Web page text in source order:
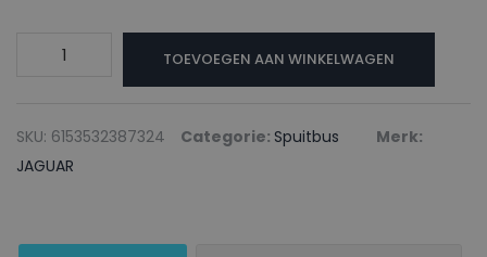
JAGUAR
Blanke
lak
GLACIER
TOEVOEGEN AAN WINKELWAGEN
SKU: 6153532387324 Categorie: Spuitbus
Merk:
JAGUAR